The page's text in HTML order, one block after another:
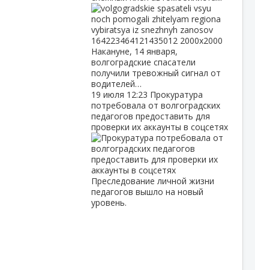
Накануне, 14 января,
волгоградские спасатели
получили тревожный сигнал от
водителей…
19 июля 12:23 Прокуратура
потребовала от волгоградских
педагогов предоставить для
проверки их аккаунты в соцсетях
Преследование личной жизни
педагогов вышло на новый
уровень.